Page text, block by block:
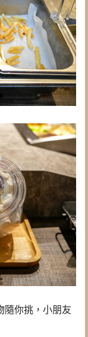
隨你挑，小朋友